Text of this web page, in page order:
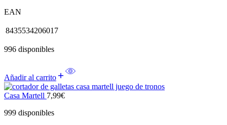
EAN
8435534206017
996 disponibles
Añadir al carrito
Casa Martell 7,99€
999 disponibles